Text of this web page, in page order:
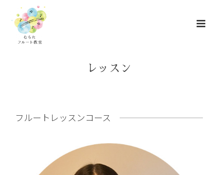
レッスン
フルートレッスンコース